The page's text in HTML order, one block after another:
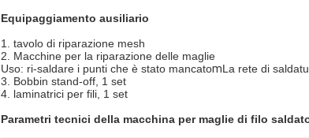
Equipaggiamento ausiliario
1. tavolo di riparazione mesh
2. Macchine per la riparazione delle maglie
Uso: ri-saldare i punti che è stato mancatomLa rete di
3. Bobbin stand-off, 1 set
4. laminatrici per fili, 1 set
Parametri tecnici della macchina per maglie di filo